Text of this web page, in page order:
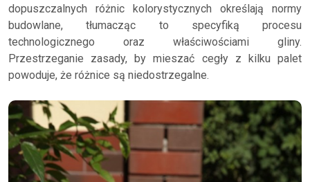
dopuszczalnych różnic kolorystycznych określają normy
budowlane, tłumacząc to specyfiką procesu
technologicznego oraz właściwościami gliny.
Przestrzeganie zasady, by mieszać cegły z kilku palet
powoduje, że różnice są niedostrzegalne.